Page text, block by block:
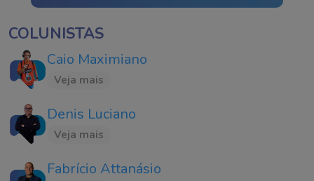
COLUNISTAS
Caio Maximiano
Veja mais
Denis Luciano
Veja mais
Fabrício Attanásio